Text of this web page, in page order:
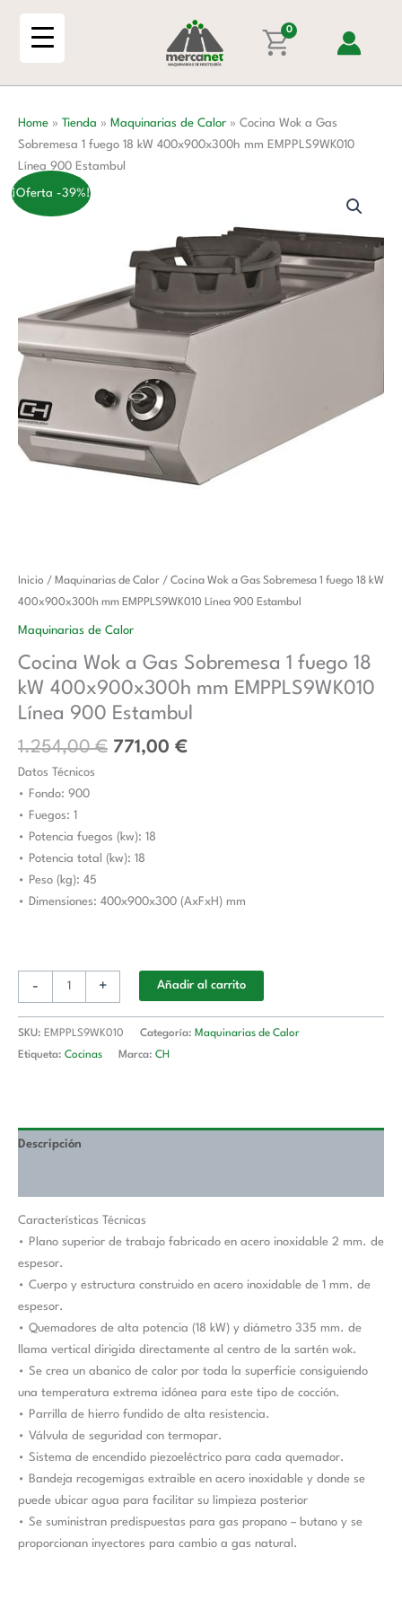
0
Home » Tienda » Maquinarias de Calor » Cocina Wok a Gas
Sobremesa 1 fuego 18 kW 400x900x300h mm EMPPLS9WK010
Línea 900 Estambul
¡Oferta -39%!
Inicio / Maquinarias de Calor / Cocina Wok a Gas Sobremesa 1 fuego 18 kW
400x900x300h mm EMPPLS9WK010 Línea 900 Estambul
Maquinarias de Calor
Cocina Wok a Gas Sobremesa 1 fuego 18
kW 400x900x300h mm EMPPLS9WK010
Línea 900 Estambul
1.254,00€
El
precio
original
1.254,00 €.
771,00 €
El
precio
771,00 €.
Datos Técnicos
• Fondo: 900
• Fuegos: 1
• Potencia fuegos (kw): 18
• Potencia total (kw): 18
• Peso (kg): 45
• Dimensiones: 400x900x300 (AxFxH) mm
-
Cocina
Wok
a
Sobremesa
fuego
kW
400x900x300h
mm
EMPPLS9WK010
Línea
900
Estambul
cantidad
+ Añadir al carrito
SKU: EMPPLS9WK010 Categoría: Maquinarias de Calor
Etiqueta: Cocinas Marca: CH
Descripción
Características Técnicas
• Plano superior de trabajo fabricado en acero inoxidable 2 mm. de
espesor.
• Cuerpo y estructura construido en acero inoxidable de 1 mm. de
espesor.
• Quemadores de alta potencia (18 kW) y diámetro 335 mm. de
llama vertical dirigida directamente al centro de la sartén wok.
• Se crea un abanico de calor por toda la superficie consiguiendo
una temperatura extrema idónea para este tipo de cocción.
• Parrilla de hierro fundido de alta resistencia.
• Válvula de seguridad con termopar.
• Sistema de encendido piezoeléctrico para cada quemador.
• Bandeja recogemigas extraible en acero inoxidable y donde se
puede ubicar agua para facilitar su limpieza posterior
• Se suministran predispuestas para gas propano – butano y se
proporcionan inyectores para cambio a gas natural.
Sobremesa
1
fuego
kW
400x900x300h
mm
EMPPLS9WK010
Línea